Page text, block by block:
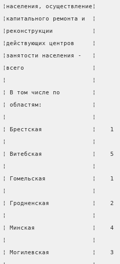
¦населения,
¦капитального ремонта и
¦реконструкции           ¦
¦действующих центров
¦занятости населения
¦всего                   ¦
¦                        ¦
¦ В том числе по
¦ областям:              ¦
¦                        ¦
¦ Брестская              ¦
¦                        ¦
¦ Витебская              ¦
¦                        ¦
¦ Гомельская             ¦
¦                        ¦
¦ Гродненская            ¦
¦                        ¦
¦ Минская                ¦
¦                        ¦
¦ Могилевская            ¦